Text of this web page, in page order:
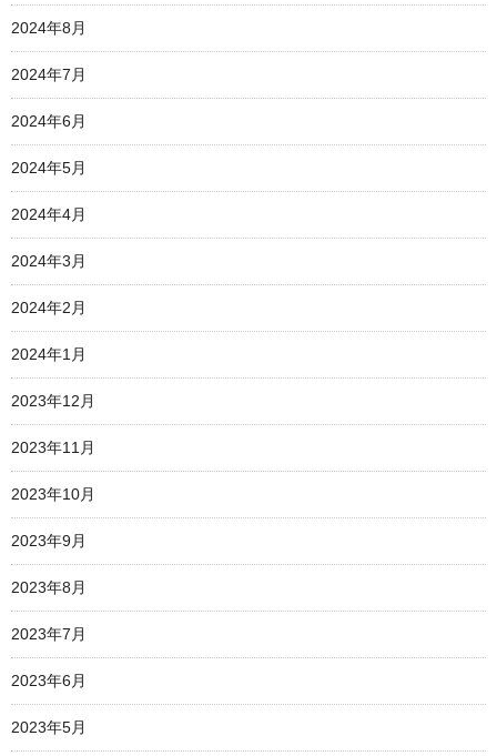
2024年8月
2024年7月
2024年6月
2024年5月
2024年4月
2024年3月
2024年2月
2024年1月
2023年12月
2023年11月
2023年10月
2023年9月
2023年8月
2023年7月
2023年6月
2023年5月